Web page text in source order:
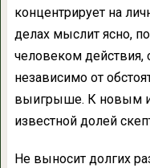
концентрирует на
делах мыслит ясно,
человеком действия,
независимо от
выигрыше. К новым
известной долей
Не выносит долгих